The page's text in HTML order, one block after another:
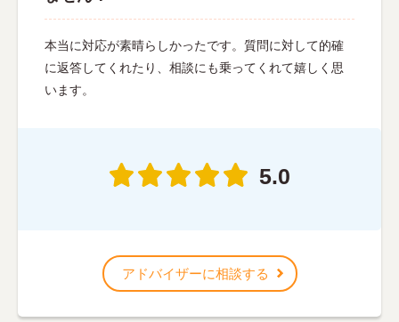
本当に対応が素晴らしかったです。質問に対して的確
に返答してくれたり、相談にも乗ってくれて嬉しく思
います。
5.0
アドバイザーに相談する